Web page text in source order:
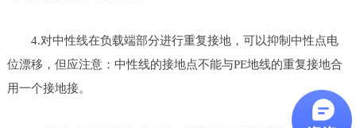
4.对中性线在负载端部分进行重复接地，可以抑制中性点电
位漂移，但应注意：中性线的接地点不能与PE地线的重复接地合
用一个接地接。